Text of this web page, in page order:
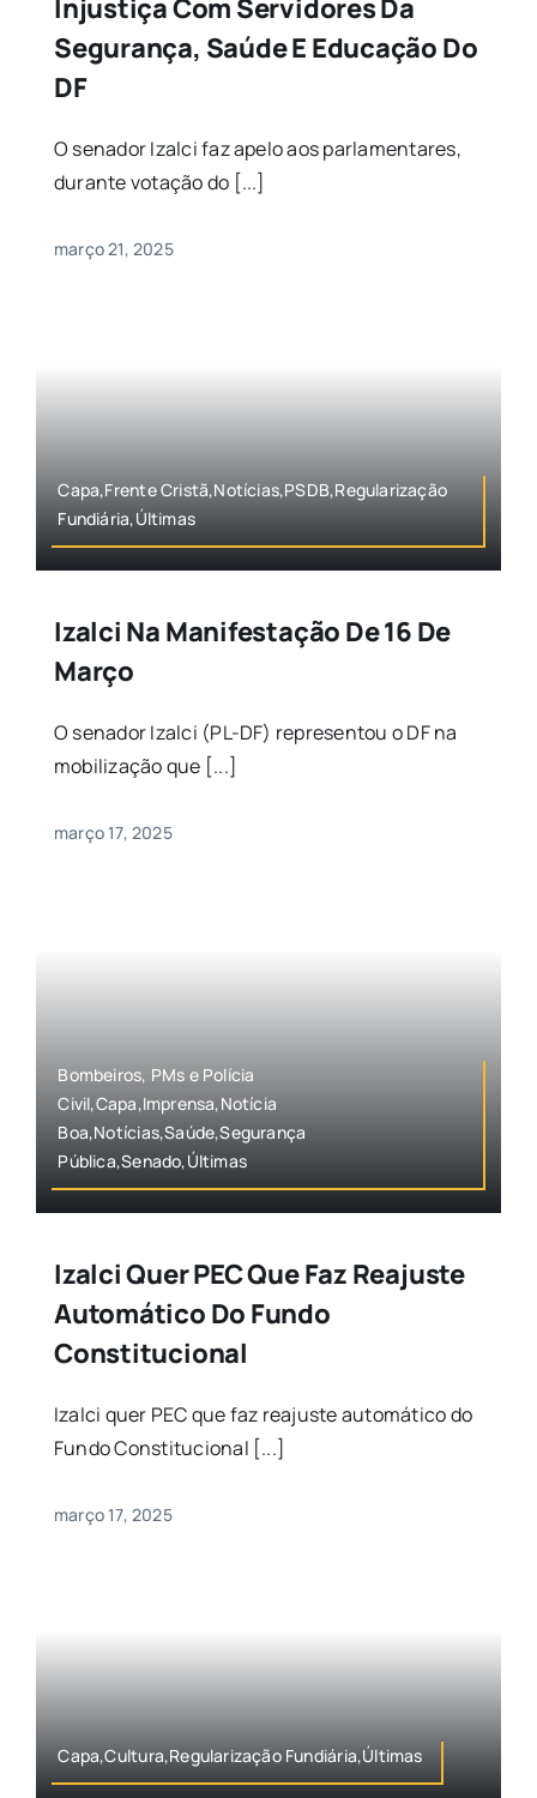
Injustiça Com Servidores Da
Segurança, Saúde E Educação Do
DF
O senador Izalci faz apelo aos parlamentares,
durante votação do [...]
março 21, 2025
Capa,Frente Cristã,Notícias,PSDB,Regularização
Fundiária,Últimas
Izalci Na Manifestação De 16 De
Março
O senador Izalci (PL-DF) representou o DF na
mobilização que [...]
março 17, 2025
Bombeiros, PMs e Polícia
Civil,Capa,Imprensa,Notícia
Boa,Notícias,Saúde,Segurança
Pública,Senado,Últimas
Izalci Quer PEC Que Faz Reajuste
Automático Do Fundo
Constitucional
Izalci quer PEC que faz reajuste automático do
Fundo Constitucional [...]
março 17, 2025
Capa,Cultura,Regularização Fundiária,Últimas